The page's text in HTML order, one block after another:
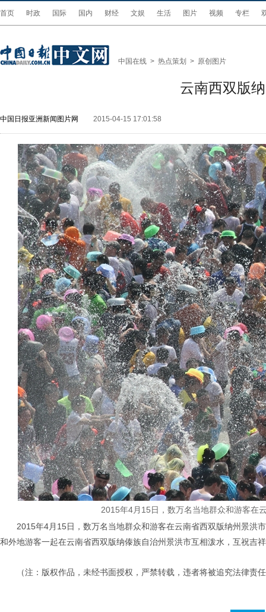
首页 时政 国际 国内 财经 文娱 生活 图片 视频 专栏
中国在线 > 热点策划 > 原创图片
云南西双版
中国日报亚洲新闻图片网 2015-04-15 17:01:58
2015年4月15日，数万名当地群众和游客在
2015年4月15日，数万名当地群众和游客在云南省西双版纳州景洪
和外地游客一起在云南省西双版纳傣族自治州景洪市互相泼水，互祝吉
（注：版权作品，未经书面授权，严禁转载，违者将被追究法律责